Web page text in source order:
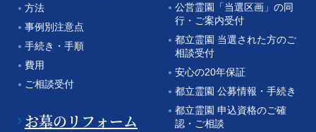
方法
事例別注意点
手続き・手順
費用
ご相談受付
お墓のリフォーム
公営霊園「当選区画」の同
行・ご案内受付
都立霊園 当選された方のご
相談受付
安心の20年保証
都立霊園 公募情報・手続き
都立霊園 申込資格のご確
認・ご相談